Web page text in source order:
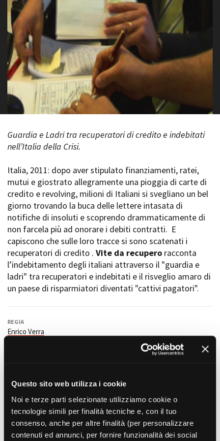
Questo sito web utilizza i cookie
Noi e terze parti selezionate utilizziamo cookie o
tecnologie simili per finalità tecniche e, con il tuo
consenso, anche per altre finalità (per personalizzare
contenuti ed annunci, per fornire funzionalità dei social
Rete regionale
Bilancio sociale
Amministrazione
trasparente
Bandi e gare
Sostenibilità ambientale
SERVIZI
Servizi generali
Location scouting
Sala Casting
Sala Paolo Tenna
FILM FUNDS
Piemonte Film Tv Fund
Piemonte Film Tv
Development Fund
Piemonte Doc Film Fund
Short Film Fund
PRODUCTION GUIDE
Società di produzione
Strutture di servizio
Professionisti
LOCATION GUIDE
BOOK DATABASE
NEWS
CASTING
La Grazia - Immagini e
location della Torino di Paolo
Sorrentino
Open Day
Ciak in TOur!
FESTIVAL, MARKETS,
AWARDS
Rotterdam
Berlinale Internationalen
Festival de Cannes
Locarno Film Festival
Mostra Internazionale d’Arte
Cinematografica Venezia
Toronto International Film
Festival
Festa del Cinema di Roma
Torino Film Festival
David di Donatello
Nastri d’Argento
Premio Solinas
STRUMENTI
Newsletter
Lavora con noi
Stage - Tirocini - Scuola e
per affidamento lavori in
economia
Guardia e Ladri tra recuperatori di credito e indebitati
nell’Italia della Crisi.
Italia, 2011: dopo aver stipulato finanziamenti, ratei,
mutui e giostrato allegramente una pioggia di carte di
credito e revolving, milioni di Italiani si svegliano un bel
giorno trovando la buca delle lettere intasata di
notifiche di insoluti e scoprendo drammaticamente di
non farcela più ad onorare i debiti contratti. E
capiscono che sulle loro tracce si sono scatenati i
recuperatori di credito . Vite da recupero racconta
l’indebitamento degli italiani attraverso il "guardia e
ladri" tra recuperatori e indebitati e il risveglio amaro di
un paese di risparmiatori diventati "cattivi pagatori".
REGIA
Enrico Verra
Enrico Verrain collaborazione con Annalisa Schillaci
FOTOGRAFIA
Andrea Parena
MONTAGGIO
Enrico Giovannone